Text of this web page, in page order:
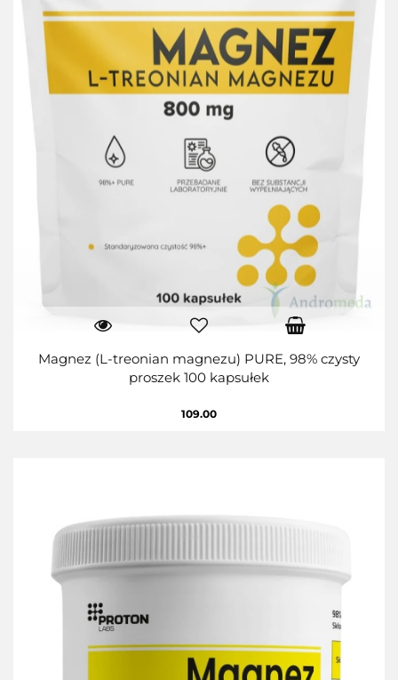
Magnez (L-treonian magnezu) PURE, 98% czysty
proszek 100 kapsułek
109.00